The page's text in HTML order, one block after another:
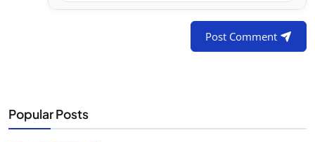
Post Comment
Popular Posts